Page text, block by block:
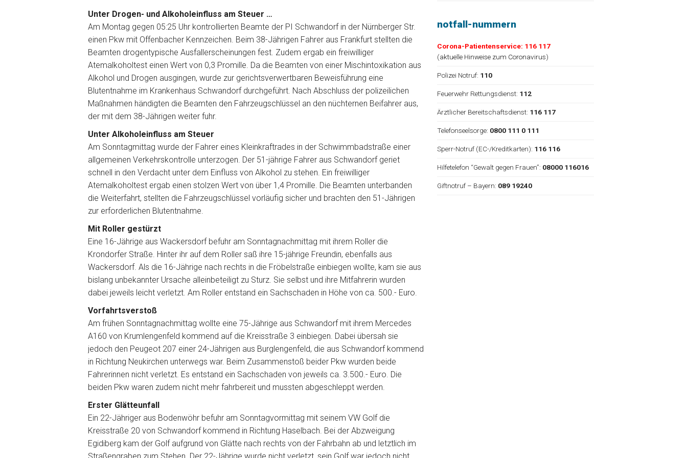
Unter Drogen- und Alkoholeinfluss am Steuer …
Am Montag gegen 05:25 Uhr kontrollierten Beamte der PI Schwandorf in der Nürnberger Str.
einen Pkw mit Offenbacher Kennzeichen. Beim 38-Jährigen Fahrer aus Frankfurt stellten die
Beamten drogentypische Ausfallerscheinungen fest. Zudem ergab ein freiwilliger
Atemalkoholtest einen Wert von 0,3 Promille. Da die Beamten von einer Mischintoxikation aus
Alkohol und Drogen ausgingen, wurde zur gerichtsverwertbaren Beweisführung eine
Blutentnahme im Krankenhaus Schwandorf durchgeführt. Nach Abschluss der polizeilichen
Maßnahmen händigten die Beamten den Fahrzeugschlüssel an den nüchternen Beifahrer aus,
der mit dem 38-Jährigen weiter fuhr.
Unter Alkoholeinfluss am Steuer
Am Sonntagmittag wurde der Fahrer eines Kleinkraftrades in der Schwimmbadstraße einer
allgemeinen Verkehrskontrolle unterzogen. Der 51-jährige Fahrer aus Schwandorf geriet
schnell in den Verdacht unter dem Einfluss von Alkohol zu stehen. Ein freiwilliger
Atemalkoholtest ergab einen stolzen Wert von über 1,4 Promille. Die Beamten unterbanden
die Weiterfahrt, stellten die Fahrzeugschlüssel vorläufig sicher und brachten den 51-Jährigen
zur erforderlichen Blutentnahme.
Mit Roller gestürzt
Eine 16-Jährige aus Wackersdorf befuhr am Sonntagnachmittag mit ihrem Roller die
Krondorfer Straße. Hinter ihr auf dem Roller saß ihre 15-jährige Freundin, ebenfalls aus
Wackersdorf. Als die 16-Jährige nach rechts in die Fröbelstraße einbiegen wollte, kam sie aus
bislang unbekannter Ursache alleinbeteiligt zu Sturz. Sie selbst und ihre Mitfahrerin wurden
dabei jeweils leicht verletzt. Am Roller entstand ein Sachschaden in Höhe von ca. 500.- Euro.
Vorfahrtsverstoß
Am frühen Sonntagnachmittag wollte eine 75-Jährige aus Schwandorf mit ihrem Mercedes
A160 von Krumlengenfeld kommend auf die Kreisstraße 3 einbiegen. Dabei übersah sie
jedoch den Peugeot 207 einer 24-Jährigen aus Burglengenfeld, die aus Schwandorf kommend
in Richtung Neukirchen unterwegs war. Beim Zusammenstoß beider Pkw wurden beide
Fahrerinnen nicht verletzt. Es entstand ein Sachschaden von jeweils ca. 3.500.- Euro. Die
beiden Pkw waren zudem nicht mehr fahrbereit und mussten abgeschleppt werden.
Erster Glätteunfall
Ein 22-Jähriger aus Bodenwöhr befuhr am Sonntagvormittag mit seinem VW Golf die
Kreisstraße 20 von Schwandorf kommend in Richtung Haselbach. Bei der Abzweigung
Egidiberg kam der Golf aufgrund von Glätte nach rechts von der Fahrbahn ab und letztlich im
notfall-nummern
Corona-Patientenservice: 116 117
(aktuelle Hinweise zum Coronavirus)
Polizei Notruf: 110
Feuerwehr Rettungsdienst: 112
Ärztlicher Bereitschaftsdienst: 116 117
Telefonseelsorge: 0800 111 0 111
Sperr-Notruf (EC-/Kreditkarten): 116 116
Hilfetelefon “Gewalt gegen Frauen”: 08000 116016
Giftnotruf – Bayern: 089 19240